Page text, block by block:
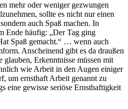
mehr oder weniger gezwungen
sollte es nicht nur einen
auch Spaß machen. In
Ende häufig: „Der Tag ging
Spaß gemacht.“ … wenn auch
Anscheinend gibt es da draußen
Erkenntnisse müssen mit
wie Arbeit in den Augen einiger
um ernsthaft Arbeit genannt zu
eine gewisse seriöse Ernsthaftigkeit